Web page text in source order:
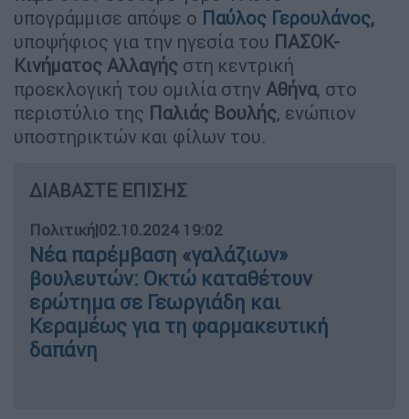
υπογράμμισε απόψε ο Παύλος Γερουλάνος,
υποψήφιος για την ηγεσία του ΠΑΣΟΚ-
Κινήματος Αλλαγής στη κεντρική
προεκλογική του ομιλία στην Αθήνα, στο
περιστύλιο της Παλιάς Βουλής, ενώπιον
υποστηρικτών και φίλων του.
ΔΙΑΒΑΣΤΕ ΕΠΙΣΗΣ
Πολιτική|02.10.2024 19:02
Νέα παρέμβαση «γαλάζιων»
βουλευτών: Οκτώ καταθέτουν
ερώτημα σε Γεωργιάδη και
Κεραμέως για τη φαρμακευτική
δαπάνη